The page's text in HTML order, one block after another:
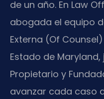
de un año. En Law
abogada el equipo
Externa (Of
Estado de Maryland,
Propietario y
avanzar cada caso